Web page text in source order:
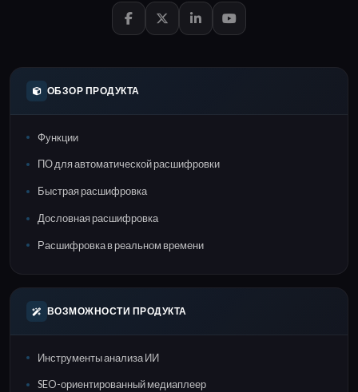
ОБЗОР ПРОДУКТА
Функции
ПО для автоматической расшифровки
Быстрая расшифровка
Дословная расшифровка
Расшифровка в реальном времени
ВОЗМОЖНОСТИ ПРОДУКТА
Инструменты анализа ИИ
SEO-ориентированный медиаплеер